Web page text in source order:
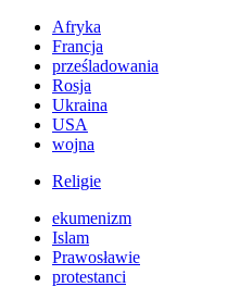
Afryka
Francja
prześladowania
Rosja
Ukraina
USA
wojna
Religie
ekumenizm
Islam
Prawosławie
protestanci